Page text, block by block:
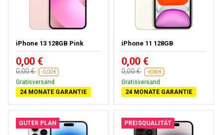
iPhone 13 128GB Pink
0,00 €
0,00 € -0,00 €
Gratisversand
24 MONATE GARANTIE
iPhone 11 128GB
0,00 €
0,00 € -0,00 €
Gratisversand
24 MONATE GARANTIE
GUTER PLAN PREISQUALITÄT